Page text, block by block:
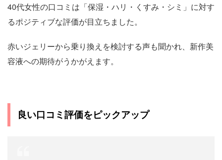
40代女性の口コミは「保湿・ハリ・くすみ・シミ」に対す
るポジティブな評価が目立ちました。
赤いジェリーから乗り換えを検討する声も聞かれ、新作美
容液への期待がうかがえます。
良い口コミ評価をピックアップ